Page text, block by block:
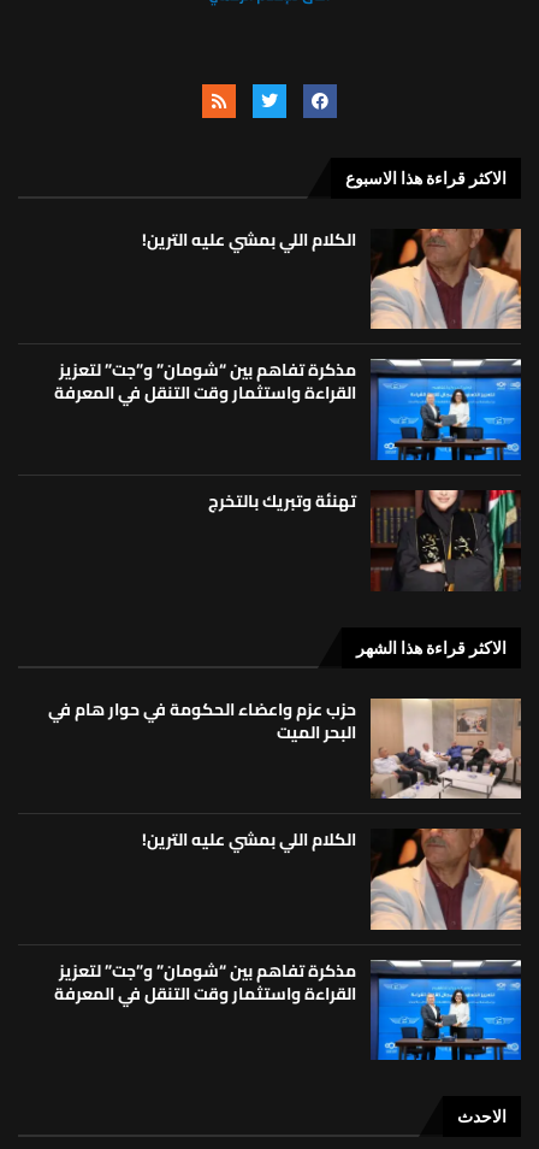
الاكثر قراءة هذا الاسبوع
الكلام اللي بمشي عليه الترين!
مذكرة تفاهم بين “شومان” و”جت” لتعزيز
القراءة واستثمار وقت التنقل في المعرفة
تهنئة وتبريك بالتخرج
الاكثر قراءة هذا الشهر
حزب عزم واعضاء الحكومة في حوار هام في
البحر الميت
الكلام اللي بمشي عليه الترين!
مذكرة تفاهم بين “شومان” و”جت” لتعزيز
القراءة واستثمار وقت التنقل في المعرفة
الاحدث